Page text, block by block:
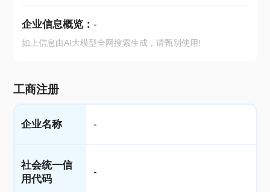
企业信息概览： -
如上信息由AI大模型全网搜索生成，请甄别使用!
工商注册
企业名称 -
社会统一信
用代码
-